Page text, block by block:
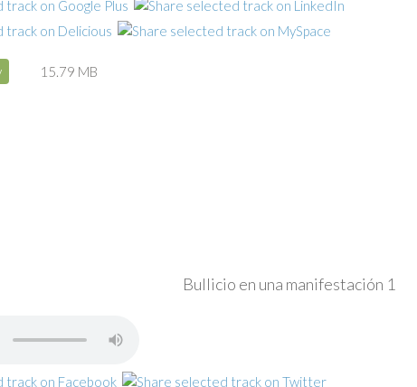
15.79 MB
Bullicio en una manifestación 1